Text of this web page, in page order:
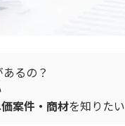
るの？
案件・商材を知りたい